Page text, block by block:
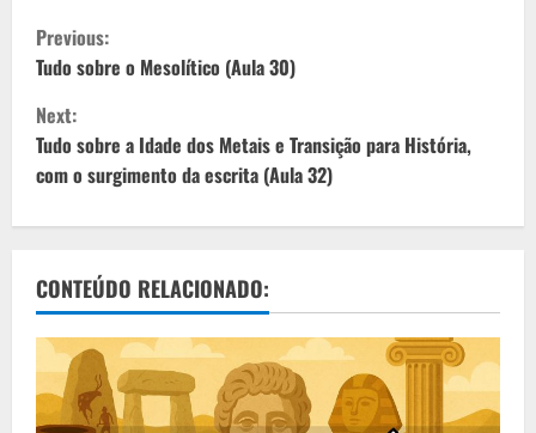
C
o
n
t
i
n
u
e
Previous:
Tudo sobre o Mesolítico (Aula 30)
Next:
Tudo sobre a Idade dos Metais e Transição para História,
com o surgimento da escrita (Aula 32)
CONTEÚDO RELACIONADO: